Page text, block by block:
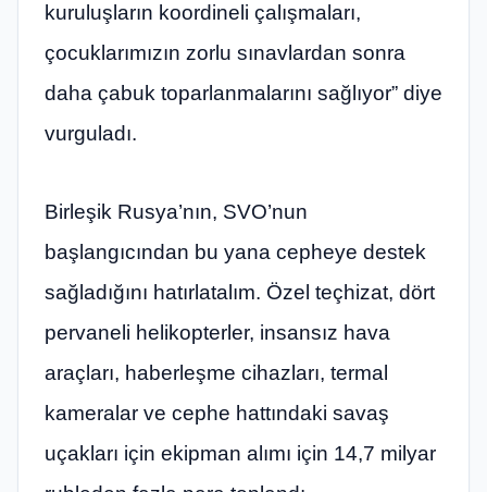
kuruluşların koordineli çalışmaları,
çocuklarımızın zorlu sınavlardan sonra
daha çabuk toparlanmalarını sağlıyor” diye
vurguladı.
Birleşik Rusya’nın, SVO’nun
başlangıcından bu yana cepheye destek
sağladığını hatırlatalım. Özel teçhizat, dört
pervaneli helikopterler, insansız hava
araçları, haberleşme cihazları, termal
kameralar ve cephe hattındaki savaş
uçakları için ekipman alımı için 14,7 milyar